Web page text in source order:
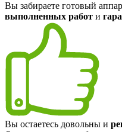
Вы забираете готовый
выполненных работ и
Вы остаетесь довольны и